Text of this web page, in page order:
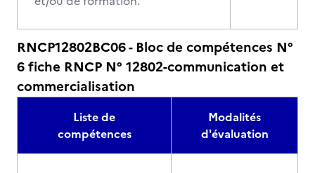
RNCP12802BC06 - Bloc de compétences N°
6 fiche RNCP N° 12802-communication et
commercialisation
Liste de
compétences
Modalités
d'évaluation